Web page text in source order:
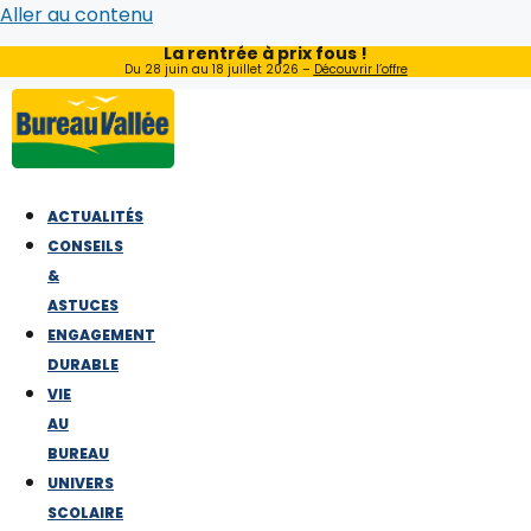
Aller au contenu
La rentrée à prix fous !
Du 28 juin au 18 juillet 2026 – Découvrir l’offre
ACTUALITÉS
CONSEILS
&
ASTUCES
ENGAGEMENT
DURABLE
VIE
AU
BUREAU
UNIVERS
SCOLAIRE